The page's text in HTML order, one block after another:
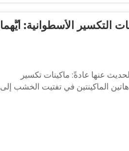
الأسطوانية: أيُّهما
عنها عادةً: ماكينات تكسير
الماكينتين في تفتيت الخشب إلى